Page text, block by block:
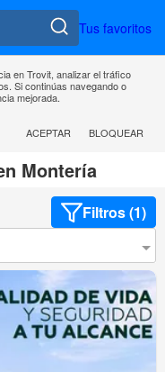
Tus favoritos
en Trovit, analizar el tráfico
Si continúas navegando o
mejorada.
ACEPTAR
BLOQUEAR
Montería
Filtros (1)